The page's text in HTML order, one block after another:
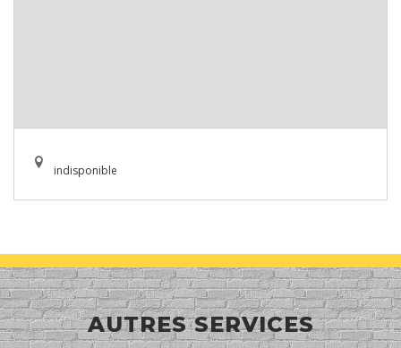
indisponible
AUTRES SERVICES